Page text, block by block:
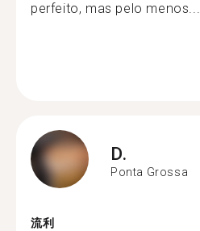
perfeito, mas pelo menos...
D.
Ponta Grossa
流利